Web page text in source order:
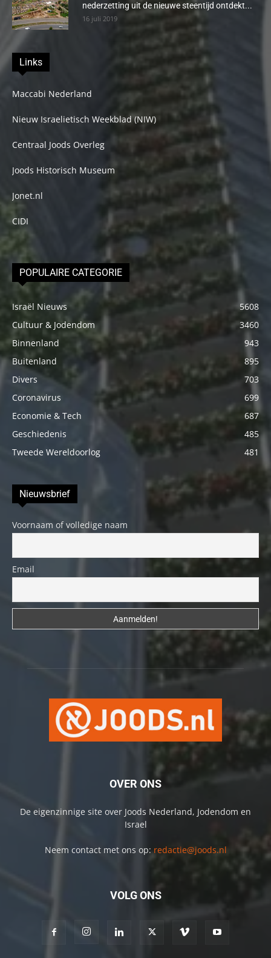
nederzetting uit de nieuwe steentijd ontdekt...
16 juli 2019
Links
Maccabi Nederland
Nieuw Israelietisch Weekblad (NIW)
Centraal Joods Overleg
Joods Historisch Museum
Jonet.nl
CIDI
POPULAIRE CATEGORIE
Israël Nieuws
5608
Cultuur & Jodendom
3460
Binnenland
943
Buitenland
895
Divers
703
Coronavirus
699
Economie & Tech
687
Geschiedenis
485
Tweede Wereldoorlog
481
Nieuwsbrief
Voornaam of volledige naam
Email
OVER ONS
De eigenzinnige site over Joods Nederland, Jodendom en
Israel
Neem contact met ons op: redactie@joods.nl
VOLG ONS